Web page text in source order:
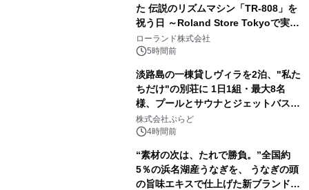
た 伝説のリズムマシン「TR-808」を
祝う日 ～Roland Store Tokyoで実機
を展示しての 記念キャンペーンを開
催 英国ラジオ「NTS」の 特別プログ
アーティストを フィーチャーしたアニ
メーションを公開～
ローランド株式会社
5時間前
淡路島の一棟貸しヴィラを2泊、"私た
ちだけ"の別荘に 1日1組・最大8名
様、プールとサウナとジェットバス付
きで Villa Mon Temps AWAJIの連泊
素泊りプラン
株式会社ぷらど
4時間前
“素材の次は、たれで勝負。”全国約
5％の浜名湖産うなぎを、 うなぎの頭
の旨味エキスで仕上げた新ブランド